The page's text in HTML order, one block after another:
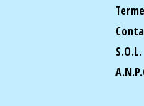
S.O.L.